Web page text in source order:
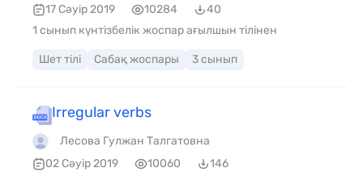
17 Сәуір 2019 10284
40
1 сынып күнтізбелік жоспар ағылшын тілінен
Шет тілі Сабақ жоспары 3 сынып
Irregular verbs
Лесова Гулжан Талгатовна
02 Сәуір 2019
10060
146